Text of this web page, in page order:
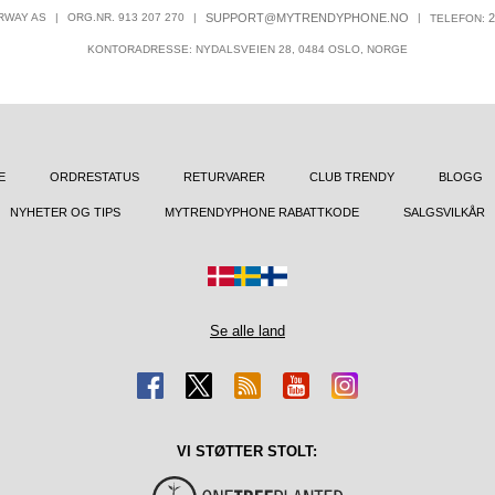
AS | ORG.NR. 913 207 270 | SUPPORT@MYTRENDYPHONE.NO | TELEFON:
KONTORADRESSE: NYDALSVEIEN 28, 0484 OSLO, NORGE
ORDRESTATUS RETURVARER CLUB TRENDY BLOGG
NYHETER OG TIPS MYTRENDYPHONE RABATTKODE SALGSVILKÅR
Se alle land
VI STØTTER STOLT: